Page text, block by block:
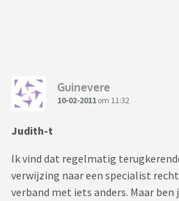
Guinevere
10-02-2011 om 11:32
Judith-t
Ik vind dat regelmatig
verwijzing naar een specialist
verband met iets anders. Maar ben